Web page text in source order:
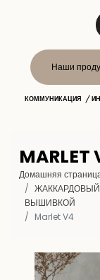
Наши
КОММУНИКАЦИЯ
MARLET
Домашняя
ЖАККАРДОВЫЙ
ВЫШИВКОЙ
Marlet V4